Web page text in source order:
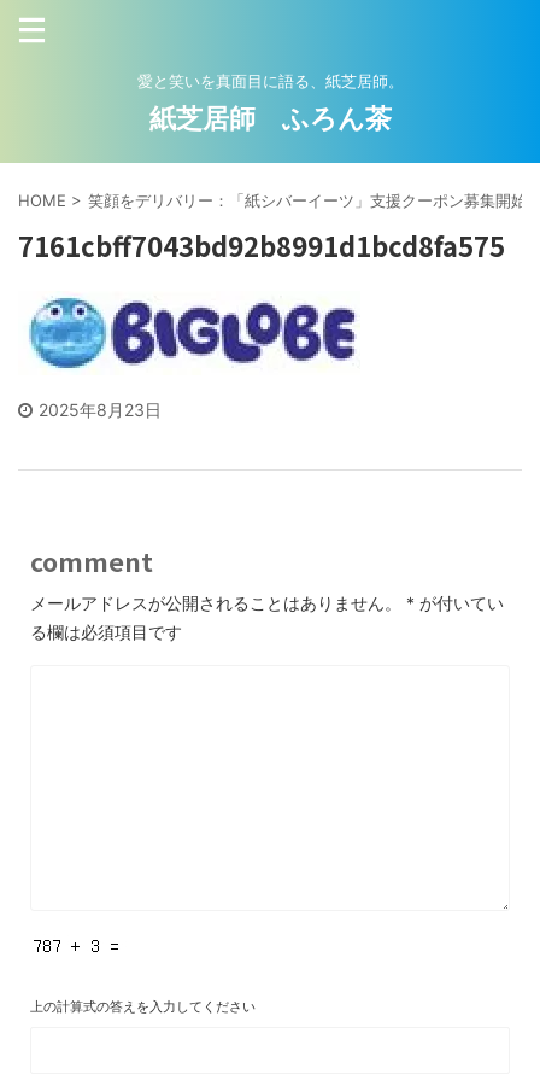
愛と笑いを真面目に語る、紙芝居師。
紙芝居師 ふろん茶
HOME > 笑顔をデリバリー：「紙シバーイーツ」支援クーポン募集開始
7161cbff7043bd92b8991d1bcd8fa575
2025年8月23日
comment
メールアドレスが公開されることはありません。 * が付いてい
る欄は必須項目です
上の計算式の答えを入力してください